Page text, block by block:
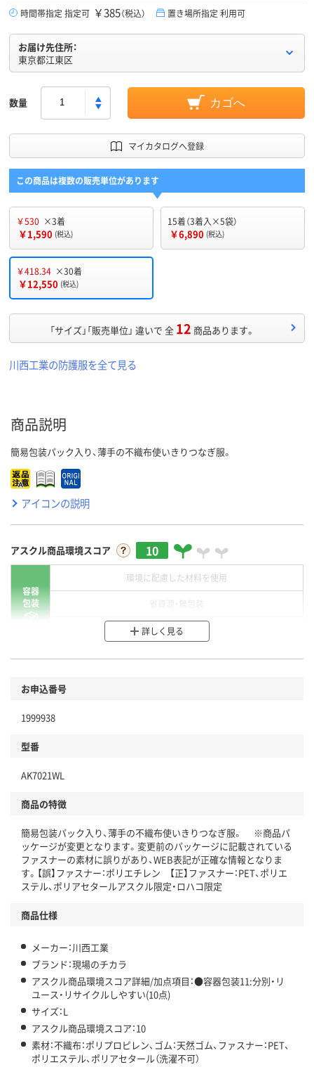
時間帯指定 指定可 ￥385（税込） 置き場所指定 利用可
お届け先住所：
東京都江東区
数量 カゴへ
マイカタログへ登録
この商品は複数の販売単位があります
￥530 ×3着
￥1,590 (税込)
15着（3着入×5袋）
￥6,890 (税込)
￥418.34 ×30着
￥12,550 (税込)
「サイズ」「販売単位」 違いで 全 12 商品あります。
川西工業の防護服を全て見る
商品説明
簡易包装パック入り、薄手の不織布使いきりつなぎ服。
アイコンの説明
アスクル商品環境スコア 10
容器
包装
環境に配慮した材料を使用
分別・リサイクルしやすい設計
本体
仕組
この商品の環境配慮ポイントです。下記商品詳細「
アスクル商品環境スコア詳細／加点項目
」で確認できます。
詳しく見る
お申込番号
1999938
型番
AK7021WL
商品の特徴
簡易包装パック入り、薄手の不織布使いきりつなぎ服。 ※商品パ
ッケージが変更となります。変更前のパッケージに記載されている
ファスナーの素材に誤りがあり、WEB表記が正確な情報となりま
す。【誤】ファスナー：ポリエチレン 【正】ファスナー：PET、ポリエ
ステル、ポリアセタールアスクル限定・ロハコ限定
商品仕様
メーカー：川西工業
ブランド：現場のチカラ
アスクル商品環境スコア詳細/加点項目：●容器包装11:分別・リ
ユース・リサイクルしやすい(10点)
サイズ：L
アスクル商品環境スコア：10
素材：不織布：ポリプロピレン、ゴム：天然ゴム、ファスナー：PET、
ポリエステル、ポリアセタール（洗濯不可）